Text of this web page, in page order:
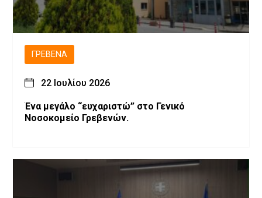
ΓΡΕΒΕΝΆ
22 Ιουλίου 2026
Ένα μεγάλο “ευχαριστώ” στο Γενικό
Νοσοκομείο Γρεβενών.